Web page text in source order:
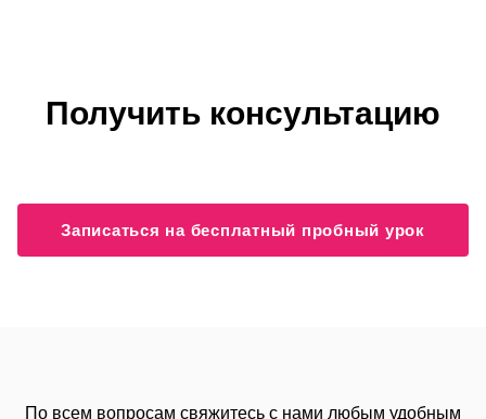
Получить консультацию
Записаться на бесплатный пробный урок
По всем вопросам свяжитесь с нами любым удобным